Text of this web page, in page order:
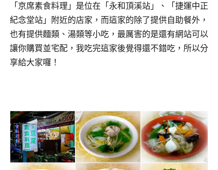
「京席素食料理」是位在「永和頂溪站」、「捷運中正
紀念堂站」附近的店家，而這家的除了提供自助餐外，
也有提供麵類、湯類等小吃，最厲害的是還有網站可以
讓你購買並宅配，我吃完這家後覺得還不錯吃，所以分
享給大家囉！